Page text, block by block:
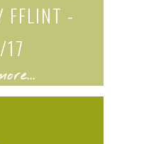
FFLINT -